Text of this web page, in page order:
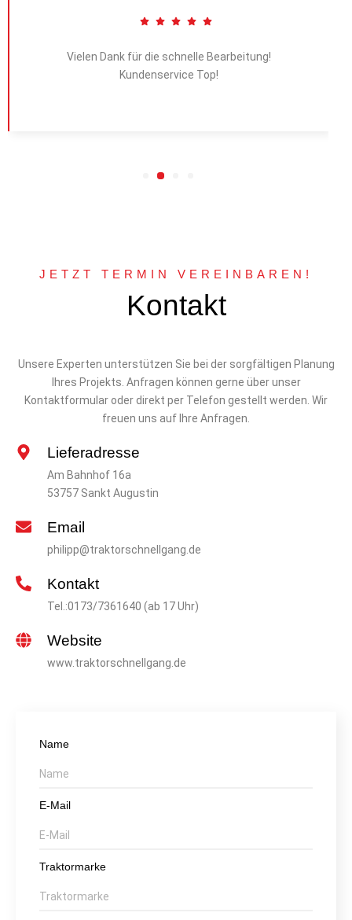
Vielen Dank für die schnelle Bearbeitung!
Kundenservice Top!
Name
E-Mail
Traktormarke
JETZT TERMIN VEREINBAREN!
Kontakt
Unsere Experten unterstützen Sie bei der sorgfältigen Planung
Ihres Projekts. Anfragen können gerne über unser
Kontaktformular oder direkt per Telefon gestellt werden. Wir
freuen uns auf Ihre Anfragen.
Lieferadresse
Am Bahnhof 16a
53757 Sankt Augustin
Email
philipp@traktorschnellgang.de
Kontakt
Tel.:0173/7361640 (ab 17 Uhr)
Website
www.traktorschnellgang.de